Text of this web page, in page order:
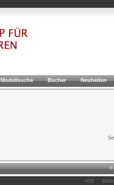
Modellsuche Bücher
Neuheiten
©
AGB